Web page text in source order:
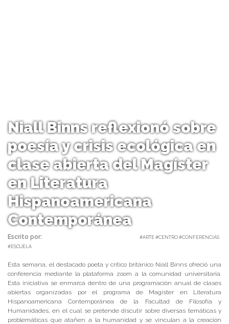
Niall Binns reflexionó sobre
poesía y crisis ecológica en
clase abierta del Magíster
en Literatura
Hispanoamericana
Contemporánea
Escrito por:
#ARTE #CENTRO #CONFERENCIAS
#ESCUELA
Esta semana, el destacado poeta y crítico británico Niall Binns ofreció una
conferencia mediante la plataforma zoom a la comunidad universitaria.
Esta iniciativa se enmarca dentro de una programación anual de clases
abiertas organizadas por el programa de Magíster en Literatura
Hispanoamericana Contemporánea de la Facultad de Filosofía y
Humanidades, en el cual se pretende discutir sobre diversas temáticas y
problemáticas que atañen a la humanidad y se vinculan a la creación